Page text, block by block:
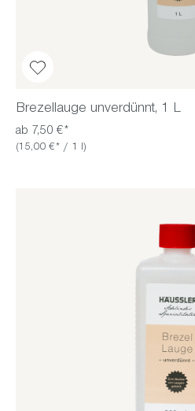
Brezellauge unverdünnt, 1 L
ab 7,50 €*
(15,00 €* / 1 l)